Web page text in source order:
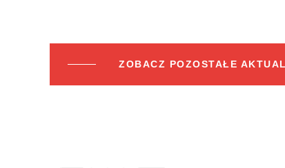
ZOBACZ POZOSTAŁE